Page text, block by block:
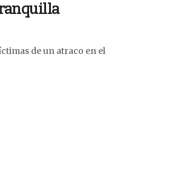
de un atraco en el